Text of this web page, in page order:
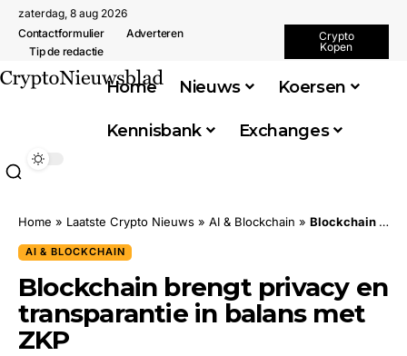
zaterdag, 8 aug 2026
Contactformulier
Adverteren
Tip de redactie
Crypto
Kopen
Home Nieuws Koersen
Kennisbank Exchanges
Home » Laatste Crypto Nieuws » AI & Blockchain » Blockchain brengt privacy en transparantie in balans met ZKP
AI & BLOCKCHAIN
Blockchain brengt privacy en
transparantie in balans met
ZKP